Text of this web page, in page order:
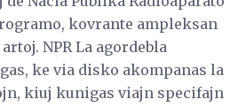
kovrante ampleksan
NPR La agordebla
ke via disko akompanas la
kiuj kunigas viajn specifajn